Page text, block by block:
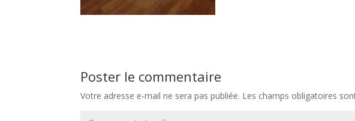
Poster le commentaire
Votre adresse e-mail ne sera pas publiée. Les champs obligatoires